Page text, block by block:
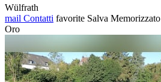
Wülfrath
mail Contatti favorite Salva Memorizzato
Oro